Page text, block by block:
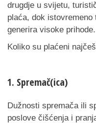
drugdje u svijetu,
plaća, dok
generira visoke prihode.
Koliko su plaćeni
1. Spremač(ica)
Dužnosti spremača ili
poslove čišćenja i